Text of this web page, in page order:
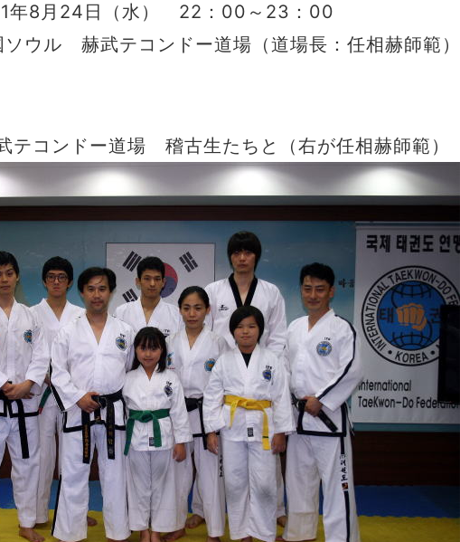
24日（水） 22：00～23：00
赫武テコンドー道場（道場長：任相赫師範）
テコンドー道場 稽古生たちと（右が任相赫師範）